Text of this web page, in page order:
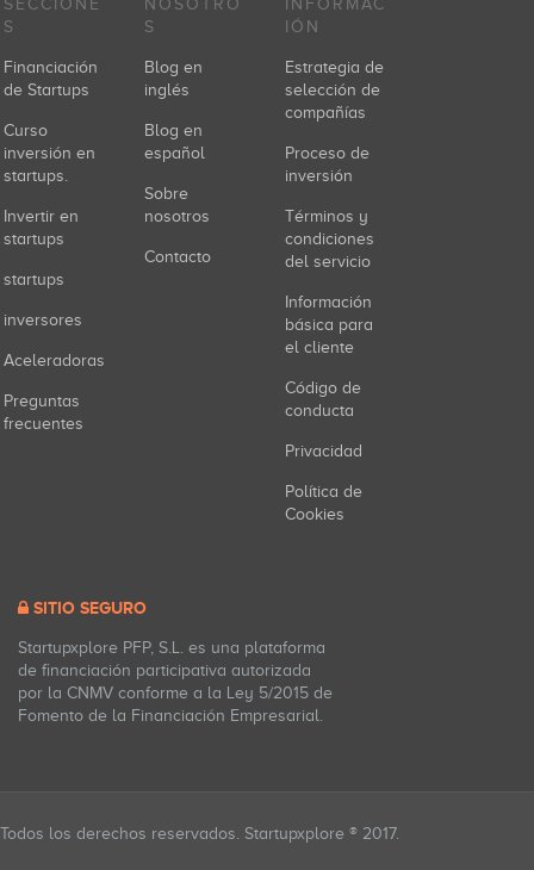
SECCIONE
S
Financiación
de Startups
Curso
inversión en
startups.
Invertir en
startups
startups
inversores
Aceleradoras
Preguntas
frecuentes
NOSOTRO
S
Blog en
inglés
Blog en
español
Sobre
nosotros
Contacto
INFORMAC
IÓN
Estrategia de
selección de
compañías
Proceso de
inversión
Términos y
condiciones
del servicio
Información
básica para
el cliente
Código de
conducta
Privacidad
Política de
Cookies
SITIO SEGURO
Startupxplore PFP, S.L. es una plataforma
de financiación participativa autorizada
por la CNMV conforme a la Ley 5/2015 de
Fomento de la Financiación Empresarial.
Todos los derechos reservados. Startupxplore ® 2017.